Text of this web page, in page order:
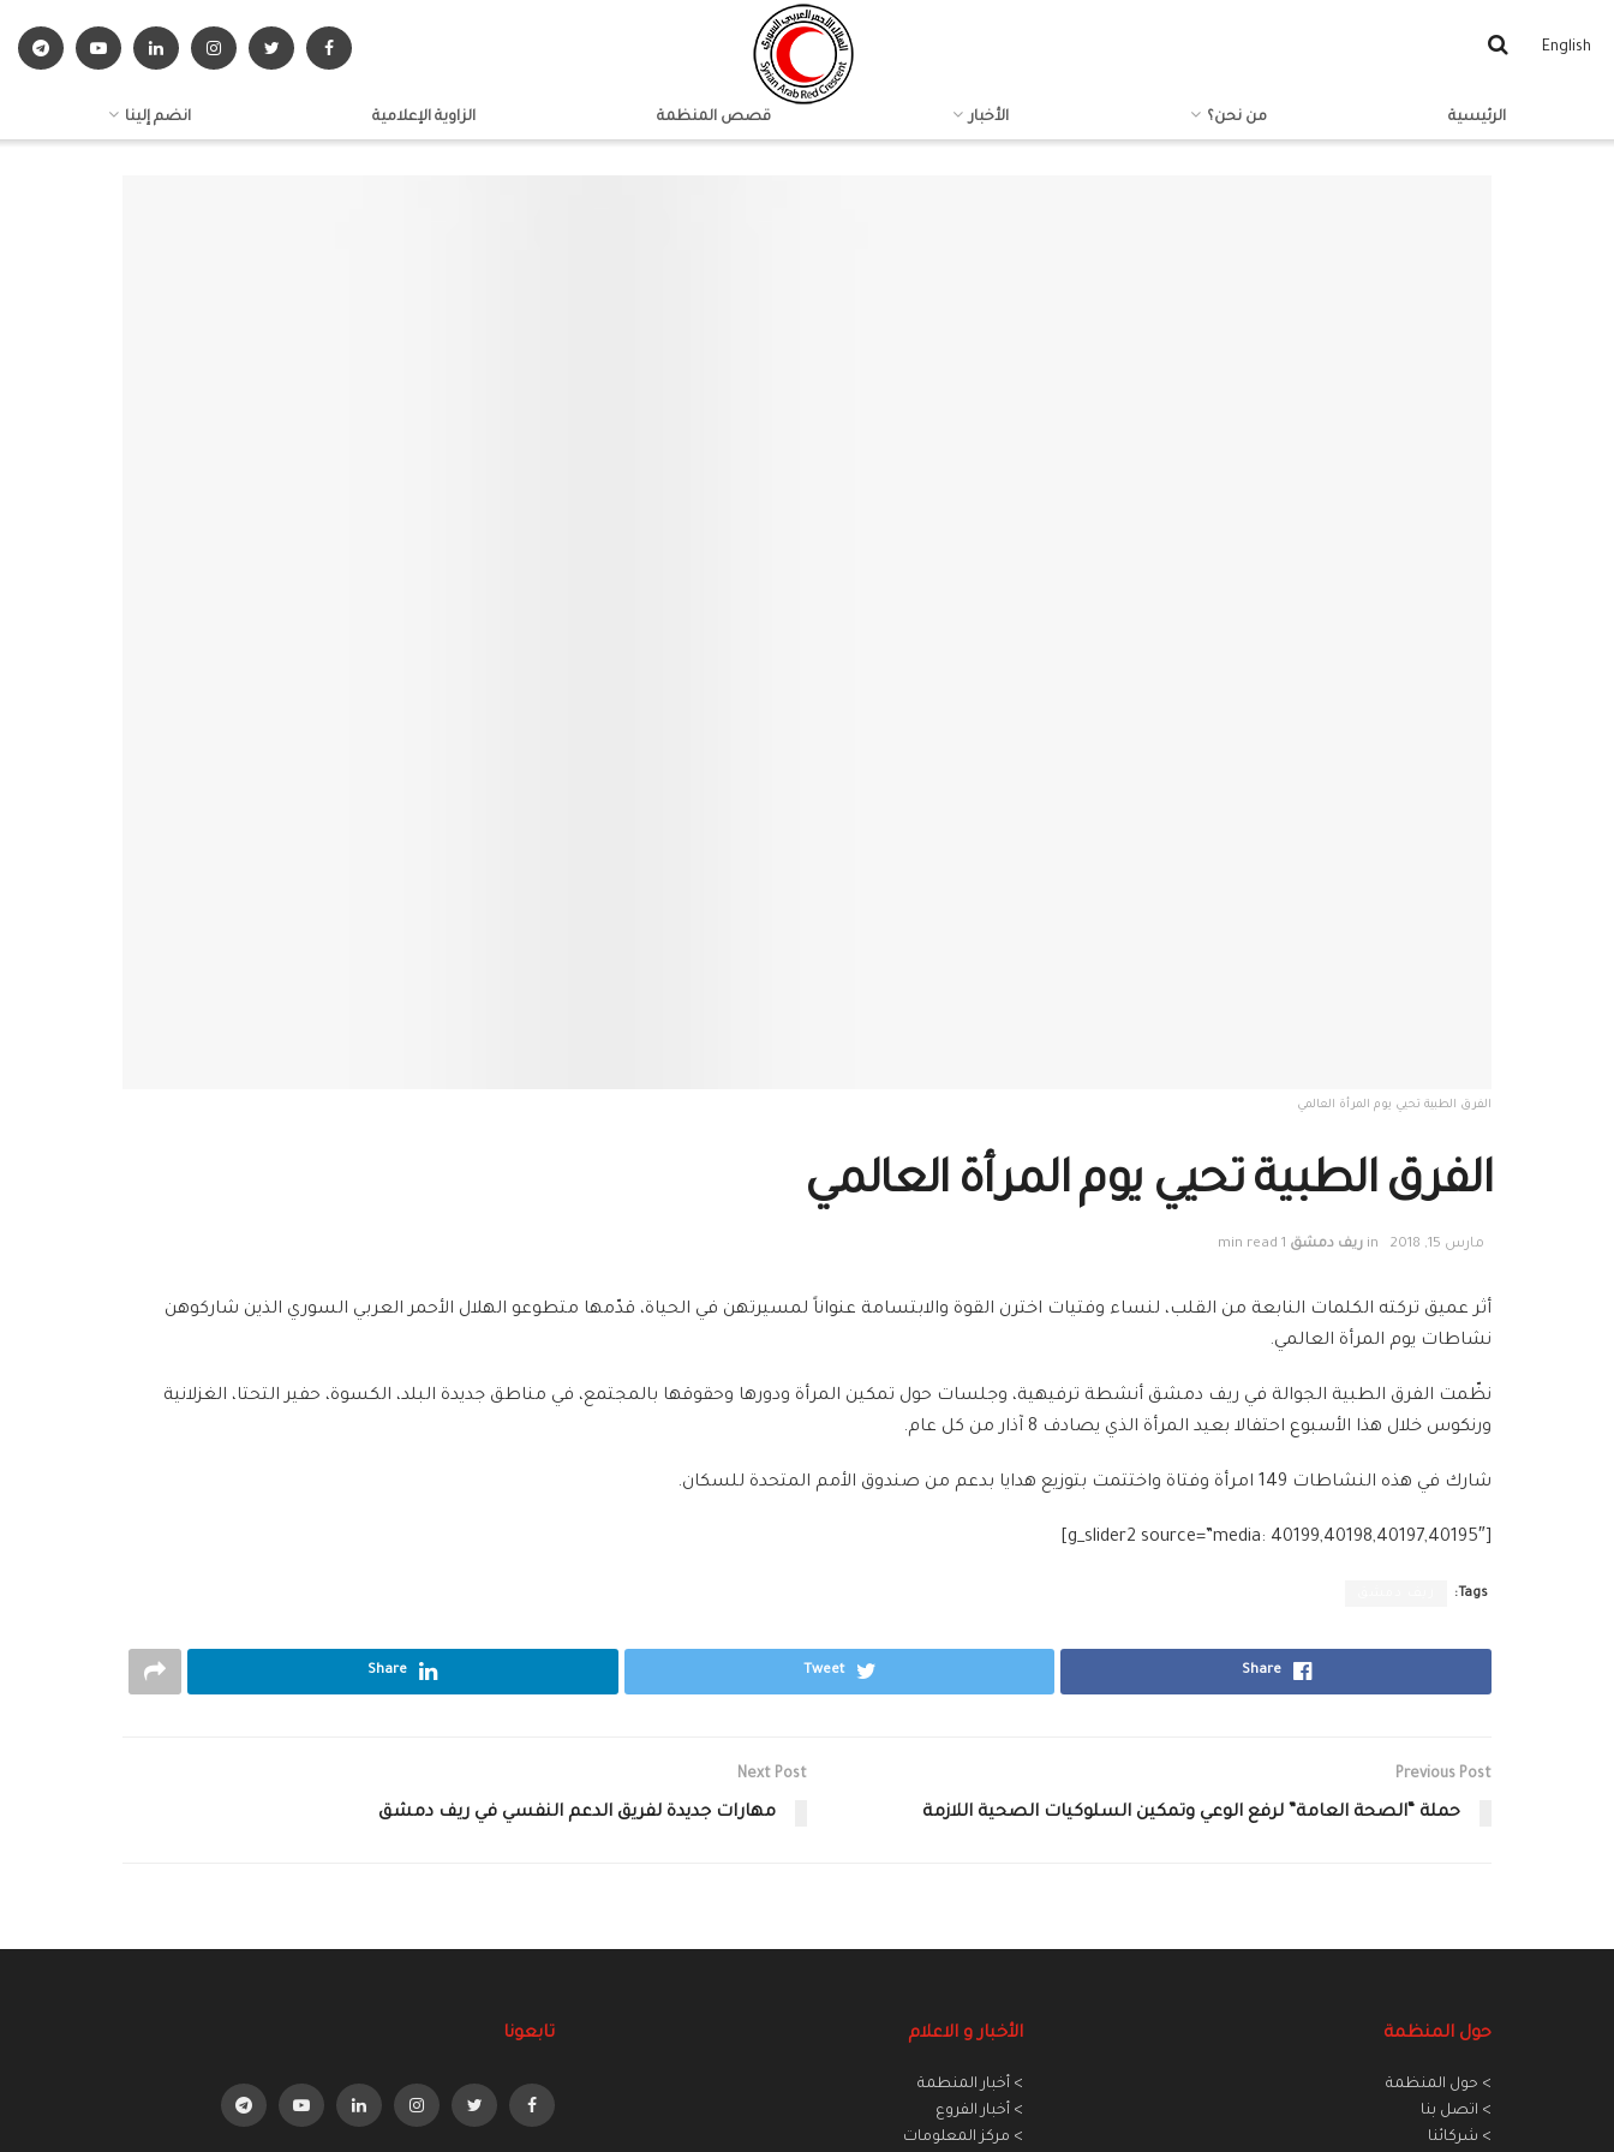
English
الرئيسية من نحن؟ الأخبار قصص المنظمة الزاوية الإعلامية انضم إلينا
الفرق الطبية تحيي يوم المرأة العالمي
الفرق الطبية تحيي يوم المرأة العالمي
مارس 15, 2018 in ريف دمشق 1 min read
أثر عميق تركته الكلمات النابعة من القلب، لنساء وفتيات اخترن القوة والابتسامة عنواناً لمسيرتهن في الحياة، قدّمها متطوعو الهلال الأحمر العربي السوري الذين شاركوهن
نشاطات يوم المرأة العالمي.
نظّمت الفرق الطبية الجوالة في ريف دمشق أنشطة ترفيهية، وجلسات حول تمكين المرأة ودورها وحقوقها بالمجتمع، في مناطق جديدة البلد، الكسوة، حفير التحتا، الغزلانية
ورنكوس خلال هذا الأسبوع احتفالا بعيد المرأة الذي يصادف 8 آذار من كل عام.
شارك في هذه النشاطات 149 امرأة وفتاة واختتمت بتوزيع هدايا بدعم من صندوق الأمم المتحدة للسكان.
[g_slider2 source=”media: 40199,40198,40197,40195″]
Tags:
Share
Tweet
Share
Previous Post
حملة “الصحة العامة” لرفع الوعي وتمكين السلوكيات الصحية اللازمة
Next Post
مهارات جديدة لفريق الدعم النفسي في ريف دمشق
حول المنظمة
> حول المنظمة
> اتصل بنا
> شركائنا
الأخبار و الاعلام
> أخبار المنطمة
> أخبار الفروع
> مركز المعلومات
تابعونا